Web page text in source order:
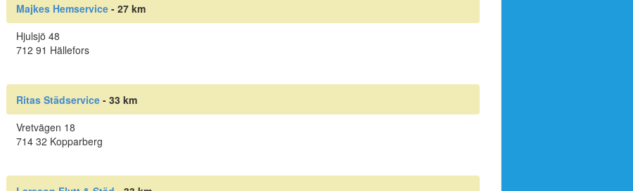
Majkes Hemservice- 27 km
Hjulsjö 48
712 91 Hällefors
Ritas Städservice- 33 km
Vretvägen 18
714 32 Kopparberg